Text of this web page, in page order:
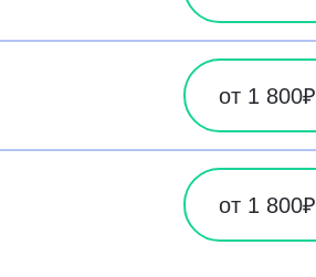
от 1 800₽
от 1 800₽